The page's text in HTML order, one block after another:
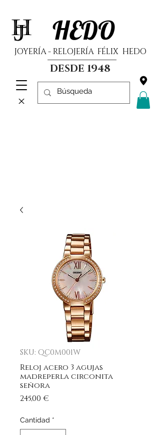
HEDO
JOYERÍA - RELOJERÍA FÉLIX HEDO
DESDE 1948
SKU: QC0M001W
Reloj acero 3 agujas
madreperla circonita
señora
245,00 €
Cantidad *